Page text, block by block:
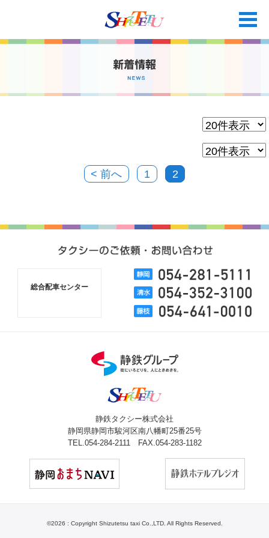
< 前へ 1 2
総合配車センター
静鉄タクシー株式会社
静岡県静岡市駿河区南八幡町25番25号
TEL.054-284-2111 FAX.054-283-1182
©2026 : Copyright Shizutetsu taxi Co.,LTD. All Rights Reserved.